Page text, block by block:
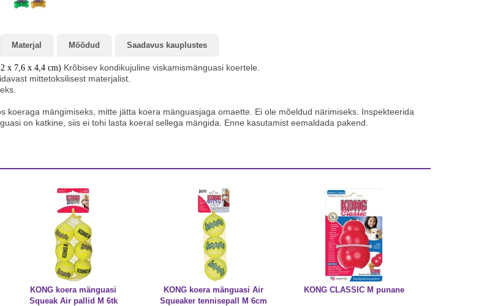
Materjal Mõõdud Saadavus kauplustes
x 7,6 x 4,4 cm) Krõbisev kondikujuline viskamismänguasi koertele.
mittetoksilisest materjalist.
koeraga mängimiseks, mitte jätta koera mänguasjaga omaette. Ei ole mõeldud närimiseks. Inspekteerida
on katkine, siis ei tohi lasta koeral sellega mängida. Enne kasutamist eemaldada pakend.
KONG koera mänguasi
Squeak Air pallid M 6tk
KONG koera mänguasi Air
Squeaker tennisepall M 6cm
KONG CLASSIC M punane